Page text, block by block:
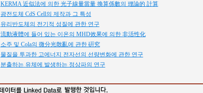
KERMA 近似法에 의한 光子線量當量 換算係數의 理論的 計算
광전도체 CdS Cell의 제작과 그 특성
유리반도체의 전기적 성질에 관한 연구
流動液體에 들어 있는 이온의 MHD效果에 의한 非活性化
소주 및 Cola의 微分光散亂에 관한 硏究
물질을 투과한 고에너지 전자선의 선량변화에 관한 연구
분출하는 유체에 발생하는 정상파의 연구